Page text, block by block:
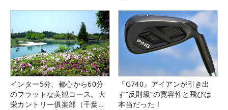
インター5分、都心から60分
のフラットな美観コース。大
栄カントリー俱楽部（千葉
『G740』アイアンが引き出
す“反則級”の寛容性と飛びは
本当だった！